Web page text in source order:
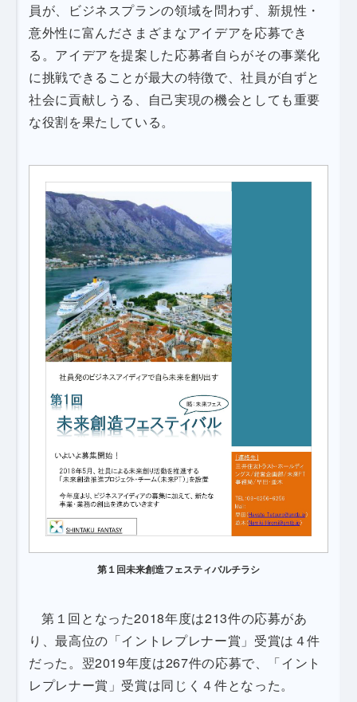
員が、ビジネスプランの領域を問わず、新規性・
意外性に富んださまざまなアイデアを応募でき
る。アイデアを提案した応募者自らがその事業化
に挑戦できることが最大の特徴で、社員が自ずと
社会に貢献しうる、自己実現の機会としても重要
な役割を果たしている。
第１回未来創造フェスティバルチラシ
第１回となった2018年度は213件の応募があ
り、最高位の「イントレプレナー賞」受賞は４件
だった。翌2019年度は267件の応募で、「イント
レプレナー賞」受賞は同じく４件となった。